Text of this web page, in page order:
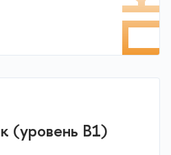
язык (уровень В1)